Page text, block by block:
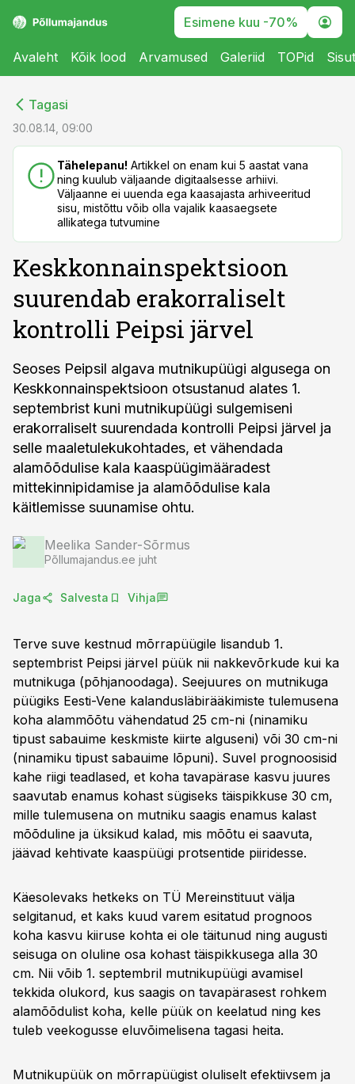
Esimene kuu -70%
Avaleht Kõik lood Arvamused Galeriid TOPid
Tagasi
30.08.14, 09:00
Tähelepanu! Artikkel on enam kui 5 aastat vana
ning kuulub väljaande digitaalsesse arhiivi.
Väljaanne ei uuenda ega kaasajasta arhiveeritud
sisu, mistõttu võib olla vajalik kaasaegsete
allikatega tutvumine
Keskkonnainspektsioon
suurendab erakorraliselt
kontrolli Peipsi järvel
Seoses Peipsil algava mutnikupüügi algusega on
Keskkonnainspektsioon otsustanud alates 1.
septembrist kuni mutnikupüügi sulgemiseni
erakorraliselt suurendada kontrolli Peipsi järvel ja
selle maaletulekukohtades, et vähendada
alamõõdulise kala kaaspüügimääradest
mittekinnipidamise ja alamõõdulise kala
käitlemisse suunamise ohtu.
Meelika Sander-Sõrmus
Põllumajandus.ee juht
Jaga Salvesta Vihja
Terve suve kestnud mõrrapüügile lisandub 1.
septembrist Peipsi järvel püük nii nakkevõrkude kui ka
mutnikuga (põhjanoodaga). Seejuures on mutnikuga
püügiks Eesti-Vene kalandusläbirääkimiste tulemusena
koha alammõõtu vähendatud 25 cm-ni (ninamiku
tipust sabauime keskmiste kiirte alguseni) või 30 cm-ni
(ninamiku tipust sabauime lõpuni). Suvel prognoosisid
kahe riigi teadlased, et koha tavapärase kasvu juures
saavutab enamus kohast sügiseks täispikkuse 30 cm,
mille tulemusena on mutniku saagis enamus kalast
mõõduline ja üksikud kalad, mis mõõtu ei saavuta,
jäävad kehtivate kaaspüügi protsentide piiridesse.
Käesolevaks hetkeks on TÜ Mereinstituut välja
selgitanud, et kaks kuud varem esitatud prognoos
koha kasvu kiiruse kohta ei ole täitunud ning augusti
seisuga on oluline osa kohast täispikkusega alla 30
cm. Nii võib 1. septembril mutnikupüügi avamisel
tekkida olukord, kus saagis on tavapärasest rohkem
alamõõdulist koha, kelle püük on keelatud ning kes
tuleb veekogusse eluvõimelisena tagasi heita.
Mutnikupüük on mõrrapüügist oluliselt efektiivsem ja